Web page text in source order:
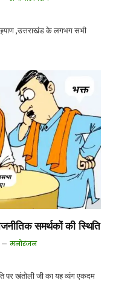
,उत्तराखंड के लगभग सभी
समर्थकों की स्थिति
मनोरंजन
पर खंतोली जी का यह व्यंग एकदम